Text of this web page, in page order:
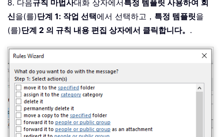
8. 다음규칙 마법사대화 상자에서특정 템플릿 사용하여 회
신을(를)단계 1: 작업 선택에서 선택하고， 특정 템플릿을
(를)단계 2 의 규칙 내용 편집 상자에서 클릭합니다。 .